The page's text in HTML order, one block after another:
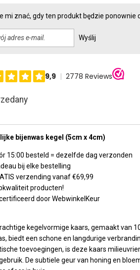
mi znać, gdy ten produkt będzie ponownie
Wyślij
bijenwas kegel (5cm x 4cm)
15:00 besteld = dezelfde dag verzonden
bij elke bestelling
verzending vanaf €69,99
producten!
door WebwinkelKeur
kegelvormige kaars, gemaakt van
biedt een schone en langdurige
toevoegingen, is deze kaars
De subtiele geur van honing en